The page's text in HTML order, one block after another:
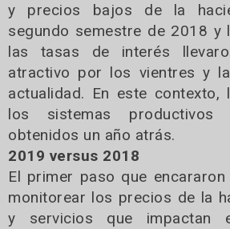
y precios bajos de la
segundo semestre de 2018 y
las tasas de interés
atractivo por los vientres y
actualidad. En este contexto,
los sistemas
obtenidos un año atrás.
2019 versus 2018
El primer paso que
monitorear los precios de la
y servicios que impactan